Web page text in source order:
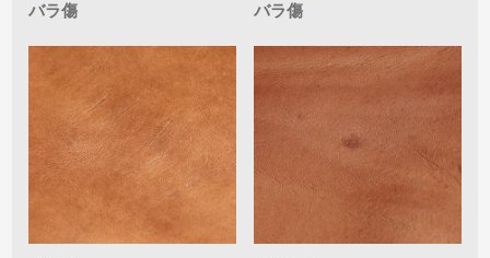
バラ傷 バラ傷